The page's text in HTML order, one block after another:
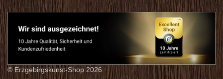
© Erzgebirgskunst-Shop 2026